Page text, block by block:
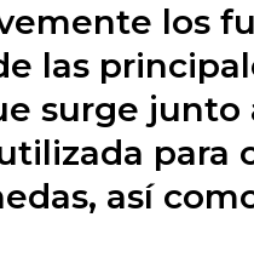
los
las
surge junto
para
así